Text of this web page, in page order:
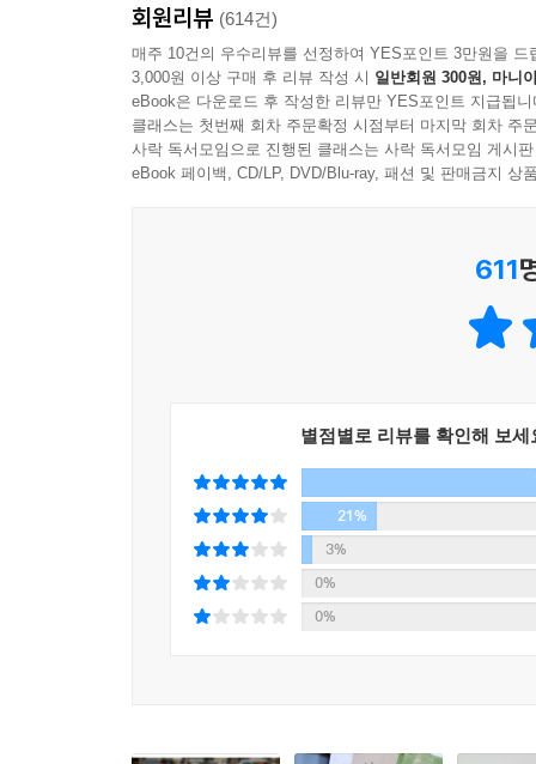
회원리뷰 (614건)
매주 10건의 우수리뷰를 선정하여 YES포인트 3만원을 드
3,000원 이상 구매 후 리뷰 작성 시 일반회원 300원, 마니
eBook은 다운로드 후 작성한 리뷰만 YES포인트 지급됩니
클래스는 첫번째 회차 주문확정 시점부터 마지막 회차 주
사락 독서모임으로 진행된 클래스는 사락 독서모임 게시
eBook 페이백, CD/LP, DVD/Blu-ray, 패션 및 판매금지 상
611
별점별로 리뷰를 확인해 보세
21%
3%
0%
0%